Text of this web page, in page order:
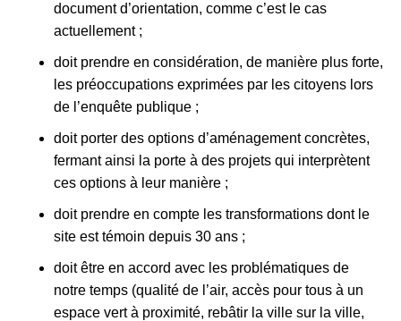
document d’orientation, comme c’est le cas
actuellement ;
doit prendre en considération, de manière plus forte,
les préoccupations exprimées par les citoyens lors
de l’enquête publique ;
doit porter des options d’aménagement concrètes,
fermant ainsi la porte à des projets qui interprètent
ces options à leur manière ;
doit prendre en compte les transformations dont le
site est témoin depuis 30 ans ;
doit être en accord avec les problématiques de
notre temps (qualité de l’air, accès pour tous à un
espace vert à proximité, rebâtir la ville sur la ville,